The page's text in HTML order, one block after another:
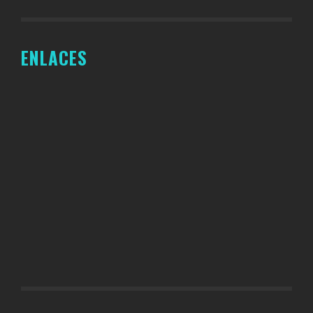
ENLACES